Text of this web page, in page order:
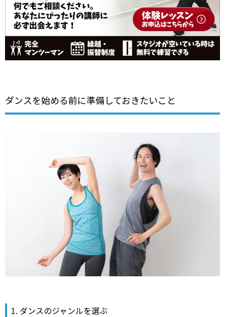
ダンスを始める前に準備しておきたいこと
1. ダンスのジャンルを選ぶ